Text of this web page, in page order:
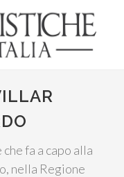
fa a capo alla
nella Regione